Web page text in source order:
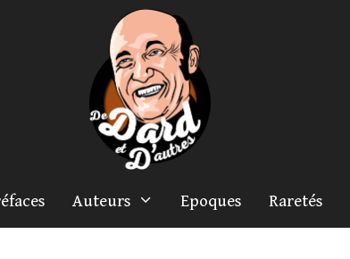
Auteurs Epoques Raretés